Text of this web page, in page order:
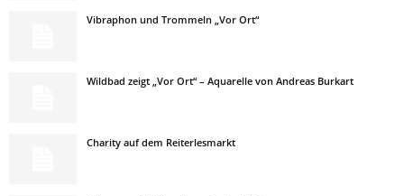
Vibraphon und Trommeln „Vor Ort“
Wildbad zeigt „Vor Ort“ – Aquarelle von Andreas Burkart
Charity auf dem Reiterlesmarkt